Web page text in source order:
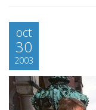
oct
30
2003